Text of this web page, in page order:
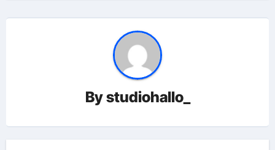
Bystudiohallo_